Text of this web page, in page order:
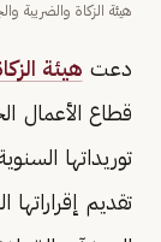
هيئة الزكاة والضريبة
دعت هيئة
قطاع الأعمال
تقديم